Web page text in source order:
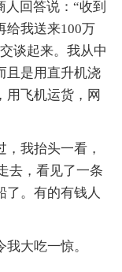
回答说：“收到
给我送来100万
谈起来。我从中
且是用直升机浇
用飞机运货，网
我抬头一看，
去，看见了一条
了。有的有钱人
大吃一惊。